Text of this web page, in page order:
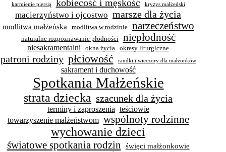
karmienie piersią kobiecość i męskość kryzys małżeński
macierzyństwo i ojcostwo marsze dla życia
modlitwa małżeńska modlitwa w rodzinie narzeczeństwo
naturalne rozpoznawanie płodności niepłodność
niesakramentalni okna życia okresy liturgiczne
patroni rodziny płciowość randki i wieczory dla małżonków
sakrament i duchowość
Spotkania Małżeńskie
strata dziecka szacunek dla życia
terminy i zaproszenia teściowie
towarzyszenie małżeństwom wspólnoty rodzinne
wychowanie dzieci
światowe spotkania rodzin święci małżonkowie